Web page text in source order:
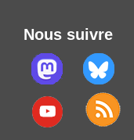
Nous suivre